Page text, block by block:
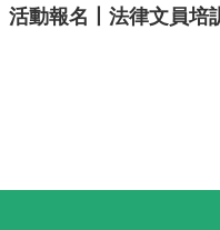
活動報名丨法律文員培